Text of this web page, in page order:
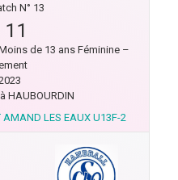
N° 13
11
de 13 ans Féminine –
HAUBOURDIN
LES EAUX U13F-2